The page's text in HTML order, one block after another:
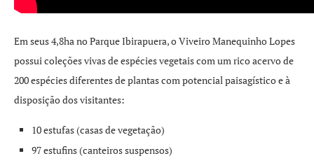
Em seus 4,8ha no Parque Ibirapuera, o Viveiro Manequinho Lopes
possui coleções vivas de espécies vegetais com um rico acervo de
200 espécies diferentes de plantas com potencial paisagístico e à
disposição dos visitantes:
10 estufas (casas de vegetação)
97 estufins (canteiros suspensos)